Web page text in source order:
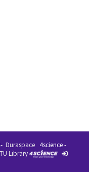
Duraspace 4science -
Library